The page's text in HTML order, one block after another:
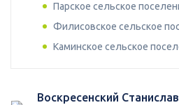
Парское сельское
Филисовское сельское
Каминское сельское
Воскресенский